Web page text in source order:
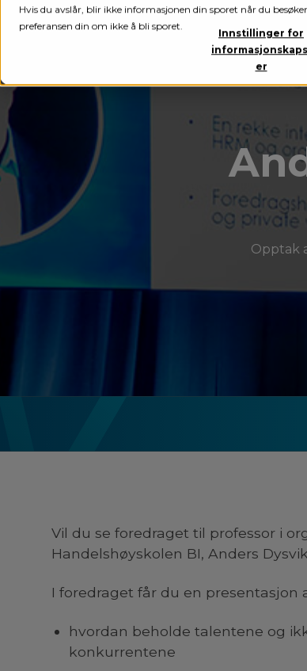
Hvis du avslår, blir ikke informasjonen din sporet når du
preferansen din om ikke å bli sporet.
Innstillinger for
er
Opptak
Vil du se foredraget til professor i
Handelshøyskolen BI, Anders
I foredraget får du en presentasjon
hvordan beholde talentene og
konkurrentene